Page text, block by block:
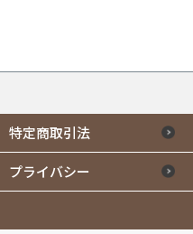
特定商取引法
プライバシー